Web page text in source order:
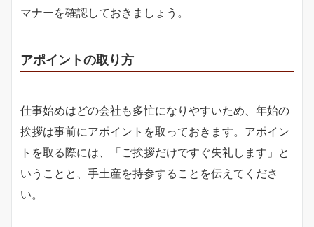
マナーを確認しておきましょう。
アポイントの取り方
仕事始めはどの会社も多忙になりやすいため、年始の
挨拶は事前にアポイントを取っておきます。アポイン
トを取る際には、「ご挨拶だけですぐ失礼します」と
いうことと、手土産を持参することを伝えてくださ
い。